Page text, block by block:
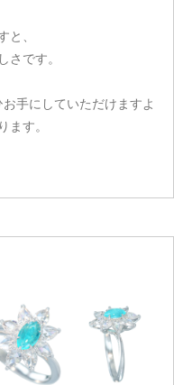
と、
さです。
手にしていただけますよ
ます。